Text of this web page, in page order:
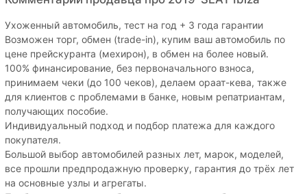
Ухоженный автомобиль, тест на год + 3 года гарантии
Возможен торг, обмен (tradе-in), купим ваш автомобиль по
цене прейскуранта (мехирон), в обмен на более новый.
100% финансирование, без первоначального взноса,
принимаем чеки (до 100 чеков), делаем ораат-кева, также
для клиентов с проблемами в банке, новым репатриантам,
получающих пособие.
Индивидуальный подход и подбор платежа для каждого
покупателя.
Большой выбор автомобилей разных лет, марок, моделей,
все прошли предпродажную проверку, гарантия до трёх лет
на основные узлы и агрегаты.